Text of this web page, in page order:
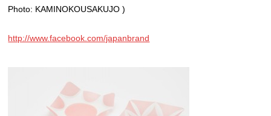
Photo: KAMINOKOUSAKUJO )
http://www.facebook.com/japanbrand